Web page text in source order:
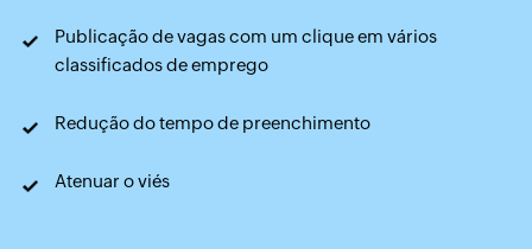
Publicação de vagas com um clique em vários
classificados de emprego
Redução do tempo de preenchimento
Atenuar o viés